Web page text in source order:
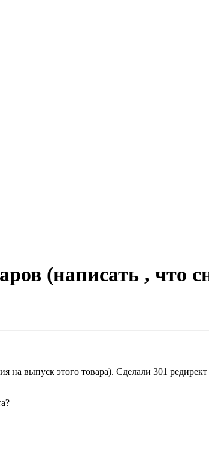
(написать , что
на выпуск этого товара). Сделали 301